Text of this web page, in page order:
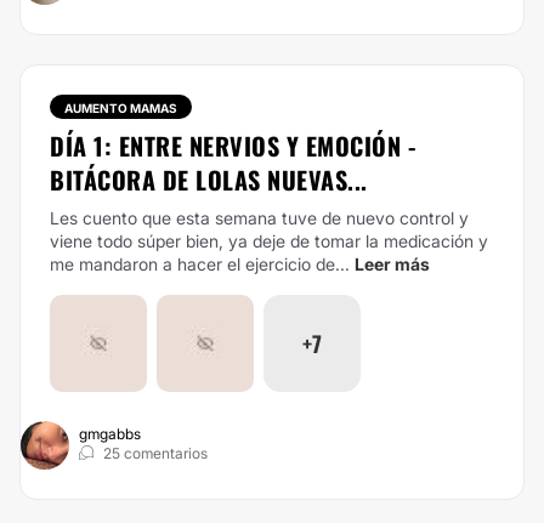
AUMENTO MAMAS
DÍA 1: ENTRE NERVIOS Y EMOCIÓN -
BITÁCORA DE LOLAS NUEVAS...
Les cuento que esta semana tuve de nuevo control y
viene todo súper bien, ya deje de tomar la medicación y
me mandaron a hacer el ejercicio de... Leer más
+7
gmgabbs
25 comentarios